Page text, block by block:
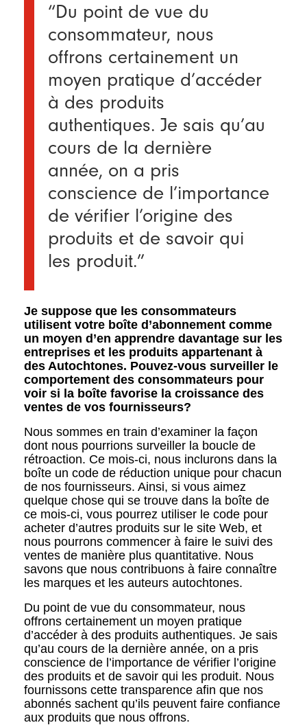
“Du point de vue du
consommateur, nous
offrons certainement un
moyen pratique d’accéder
à des produits
authentiques. Je sais qu’au
cours de la dernière
année, on a pris
conscience de l’importance
de vérifier l’origine des
produits et de savoir qui
les produit.”
Je suppose que les consommateurs
utilisent votre boîte d’abonnement comme
un moyen d’en apprendre davantage sur les
entreprises et les produits appartenant à
des Autochtones. Pouvez-vous surveiller le
comportement des consommateurs pour
voir si la boîte favorise la croissance des
ventes de vos fournisseurs?
Nous sommes en train d’examiner la façon
dont nous pourrions surveiller la boucle de
rétroaction. Ce mois-ci, nous inclurons dans la
boîte un code de réduction unique pour chacun
de nos fournisseurs. Ainsi, si vous aimez
quelque chose qui se trouve dans la boîte de
ce mois-ci, vous pourrez utiliser le code pour
acheter d’autres produits sur le site Web, et
nous pourrons commencer à faire le suivi des
ventes de manière plus quantitative. Nous
savons que nous contribuons à faire connaître
les marques et les auteurs autochtones.
Du point de vue du consommateur, nous
offrons certainement un moyen pratique
d’accéder à des produits authentiques. Je sais
qu’au cours de la dernière année, on a pris
conscience de l’importance de vérifier l’origine
des produits et de savoir qui les produit. Nous
fournissons cette transparence afin que nos
abonnés sachent qu’ils peuvent faire confiance
aux produits que nous offrons.